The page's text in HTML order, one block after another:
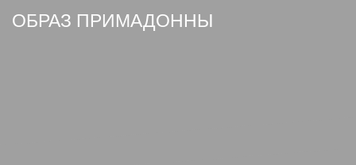
ОБРАЗ ПРИМАДОННЫ